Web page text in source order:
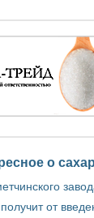
о
от